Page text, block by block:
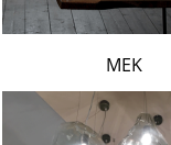
MEK